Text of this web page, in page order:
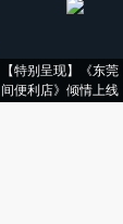
【特别呈现】《东莞
间便利店》倾情上线